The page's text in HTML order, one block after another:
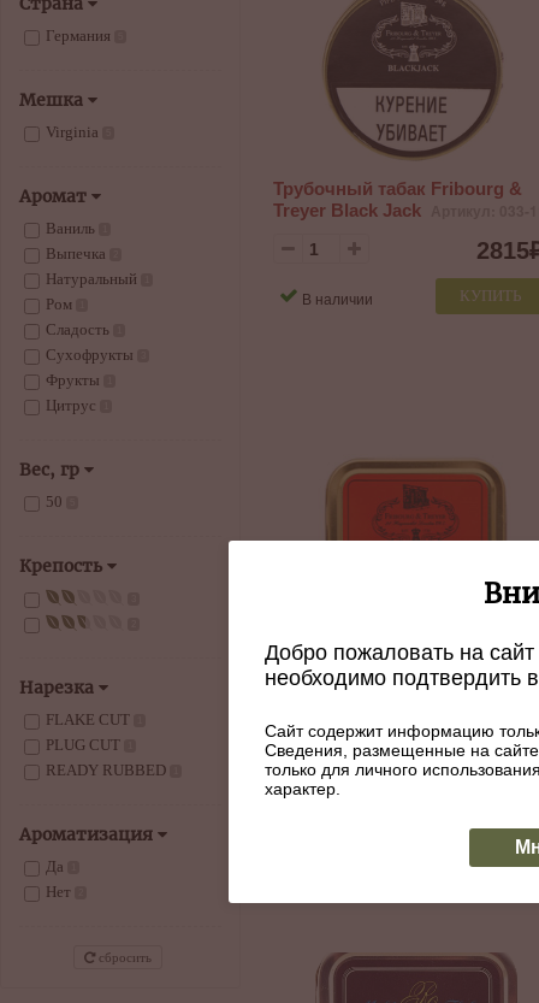
Германия
Мешка
Virginia
Аромат
Ваниль
Выпечка
Натуральный
Ром
Сладость
Сухофрукты
Фрукты
Цитрус
Вес, гр
50
Крепость
Нарезка
FLAKE CUT
PLUG CUT
READY RUBBED
Ароматизация
Да
Нет
сбросить
Трубочный табак Fribourg &
Treyer Black Jack
2815
КУПИТЬ
В наличии
Трубочный табак Fribourg &
Treyer Cut Blended Plug
2815
Добро пожаловать на
необходимо подтвердить
Сайт содержит информацию
Сведения, размещенные на
только для личного
характер.